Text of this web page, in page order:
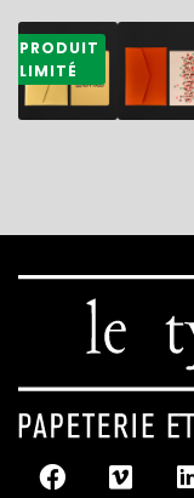
pôle
5,90€
PRODUIT
LIMITÉ
5,90€